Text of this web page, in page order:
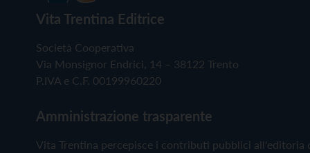
Vita Trentina Editrice
Società Cooperativa
Via Monsignor Endrici, 14 – 38122 Trento
P.IVA e C.F. 00199960220
Amministrazione trasparente
Vita Trentina percepisce i contributi pubblici all'editoria